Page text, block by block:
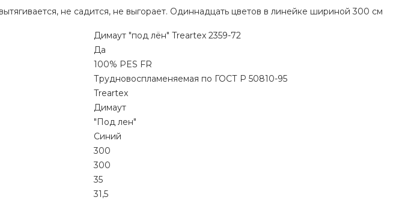
не садится, не выгорает. Одиннадцать цветов в линейке шириной 300 см
Димаут "под лён" Treartex 2359-72
Да
100% PES FR
Трудновоспламеняемая по ГОСТ Р 50810-95
Treartex
Димаут
"Под лен"
Синий
300
300
35
31,5